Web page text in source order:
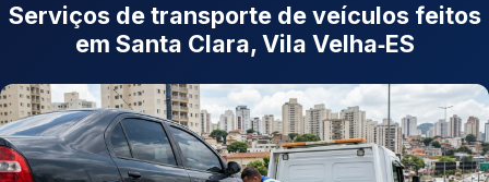
Serviços de transporte de veículos feitos
em Santa Clara, Vila Velha‑ES